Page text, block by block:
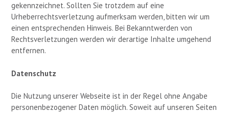
gekennzeichnet. Sollten Sie trotzdem auf eine
Urheberrechtsverletzung aufmerksam werden, bitten wir um
einen entsprechenden Hinweis. Bei Bekanntwerden von
Rechtsverletzungen werden wir derartige Inhalte umgehend
entfernen.
Datenschutz
Die Nutzung unserer Webseite ist in der Regel ohne Angabe
personenbezogener Daten möglich. Soweit auf unseren Seiten